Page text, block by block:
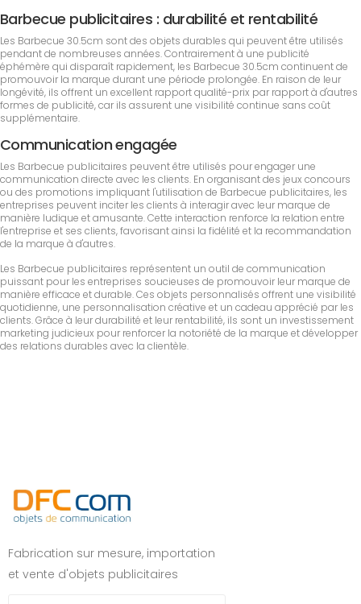
Barbecue publicitaires : durabilité et rentabilité
Les Barbecue 30.5cm sont des objets durables qui peuvent être utilisés
pendant de nombreuses années. Contrairement à une publicité
éphémère qui disparaît rapidement, les Barbecue 30.5cm continuent de
promouvoir la marque durant une période prolongée. En raison de leur
longévité, ils offrent un excellent rapport qualité-prix par rapport à d'autres
formes de publicité, car ils assurent une visibilité continue sans coût
supplémentaire.
Communication engagée
Les Barbecue publicitaires peuvent être utilisés pour engager une
communication directe avec les clients. En organisant des jeux concours
ou des promotions impliquant l'utilisation de Barbecue publicitaires, les
entreprises peuvent inciter les clients à interagir avec leur marque de
manière ludique et amusante. Cette interaction renforce la relation entre
l'entreprise et ses clients, favorisant ainsi la fidélité et la recommandation
de la marque à d'autres.
Les Barbecue publicitaires représentent un outil de communication
puissant pour les entreprises soucieuses de promouvoir leur marque de
manière efficace et durable. Ces objets personnalisés offrent une visibilité
quotidienne, une personnalisation créative et un cadeau apprécié par les
clients. Grâce à leur durabilité et leur rentabilité, ils sont un investissement
marketing judicieux pour renforcer la notoriété de la marque et développer
des relations durables avec la clientèle.
Fabrication sur mesure, importation
et vente d'objets publicitaires